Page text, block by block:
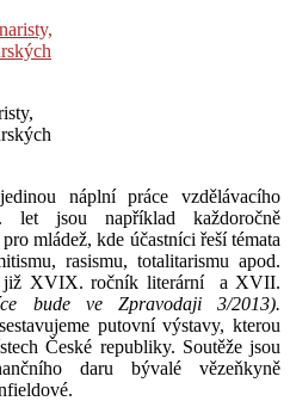
náplní práce vzdělávacího
jsou například každoročně
mládež, kde účastníci řeší témata
rasismu, totalitarismu apod.
již XVIX. ročník literární a XVII.
bude ve Zpravodaji 3/2013).
putovní výstavy, kterou
České republiky. Soutěže jsou
daru bývalé vězeňkyně